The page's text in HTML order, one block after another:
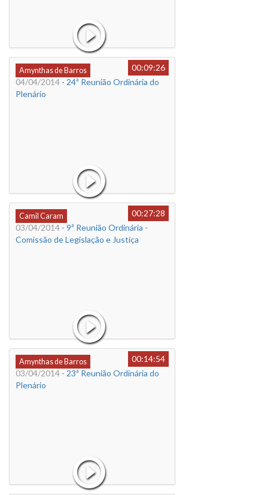
Amynthas de Barros
00:09:26
04/04/2014 - 24ª Reunião Ordinária do
Plenário
Camil Caram
00:27:28
03/04/2014 - 9ª Reunião Ordinária -
Comissão de Legislação e Justiça
Amynthas de Barros
00:14:54
03/04/2014 - 23ª Reunião Ordinária do
Plenário